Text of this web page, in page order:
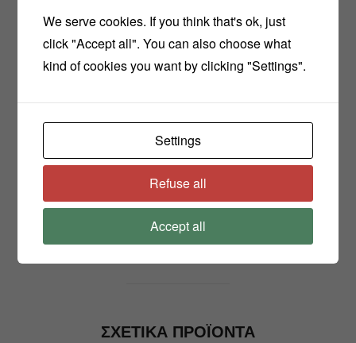
οξείδωσης και της γήρανσης και τείνει να είναι
απαραίτητο στη χρήση των φυσικών αντηλιακών
Χρήση: Αντηλιακά και προϊόντα κατά των
ακτίνων UVA, αντιοξειδωτικά και οροί
αντιγήρανσης, επουλωτικά, after sun, λοσιόν κλπ.
Share
ΣΧΕΤΙΚΆ ΠΡΟΪΌΝΤΑ
We serve cookies. If you think that's ok, just
click "Accept all". You can also choose what
kind of cookies you want by clicking "Settings".
Settings
Refuse all
Accept all